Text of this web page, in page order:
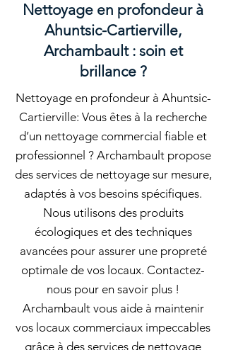
Nettoyage en profondeur à
Ahuntsic-Cartierville,
Archambault : soin et
brillance ?
Nettoyage en profondeur à Ahuntsic-
Cartierville: Vous êtes à la recherche
d’un nettoyage commercial fiable et
professionnel ? Archambault propose
des services de nettoyage sur mesure,
adaptés à vos besoins spécifiques.
Nous utilisons des produits
écologiques et des techniques
avancées pour assurer une propreté
optimale de vos locaux. Contactez-
nous pour en savoir plus !
Archambault vous aide à maintenir
vos locaux commerciaux impeccables
grâce à des services de nettoyage